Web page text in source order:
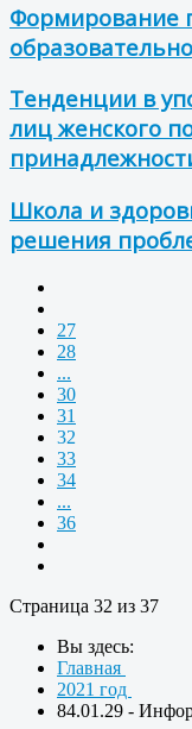
Формирование
Тенденции в
лиц женского
Школа и
решения
27
28
...
30
31
32
33
34
...
36
Страница 32 из 37
Вы здесь:
Главная
2021 год
84.01.29 -